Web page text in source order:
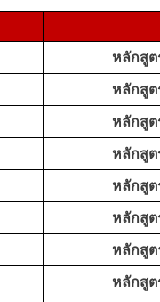
หลักสูต
หลักสูต
หลักสูต
หลักสูต
หลักสูต
หลักสูต
หลักสูต
หลักสูต